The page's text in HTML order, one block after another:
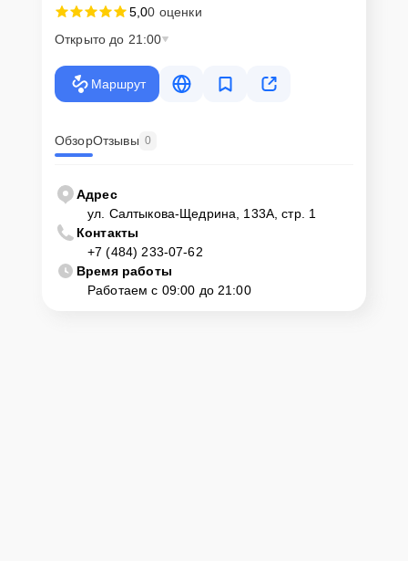
мастера
крупногабаритной техники, он может заказать курьерскую
доставку или услугу выезда мастера. Специалист приедет в
Как приехать в сервисный
центр
Клиент может самостоятельно привезти устройство на
диагностику и ремонт. Для этого нужно позвонить по телефону
горячей линии или оставить заявку, согласовать удобное время и
подъехать по адресу: г. Калуга, ул. Салтыкова-Щедрина, 133А, стр.
5,00 оценки
Открыто до 21:00
Маршрут
ОбзорОтзывы 0
Адрес
ул. Салтыкова-Щедрина, 133А, стр. 1
Контакты
+7 (484) 233-07-62
Время работы
Работаем с 09:00 до 21:00